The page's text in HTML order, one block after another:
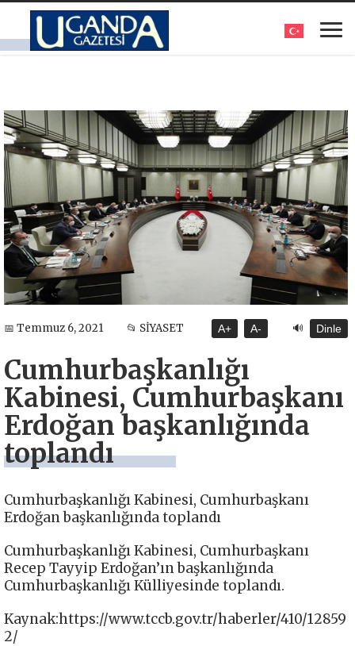
📅 Temmuz 6, 2021 📂 SİYASET A+ A- 🔊 Dinle
Cumhurbaşkanlığı
Kabinesi, Cumhurbaşkanı
Erdoğan başkanlığında
toplandı
Cumhurbaşkanlığı Kabinesi, Cumhurbaşkanı
Erdoğan başkanlığında toplandı
Cumhurbaşkanlığı Kabinesi, Cumhurbaşkanı
Recep Tayyip Erdoğan’ın başkanlığında
Cumhurbaşkanlığı Külliyesinde toplandı.
Kaynak:https://www.tccb.gov.tr/haberler/410/12859
2/